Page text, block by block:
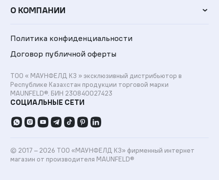
О КОМПАНИИ
Политика конфиденциальности
Договор публичной оферты
ТОО « МАУНФЕЛД КЗ » эксклюзивный дистрибьютор в
Республике Казахстан продукции торговой марки
MAUNFELD®. БИН 230840027423
СОЦИАЛЬНЫЕ СЕТИ
© 2017 – 2026 ТОО «МАУНФЕЛД КЗ» фирменный интернет
магазин от производителя MAUNFELD®